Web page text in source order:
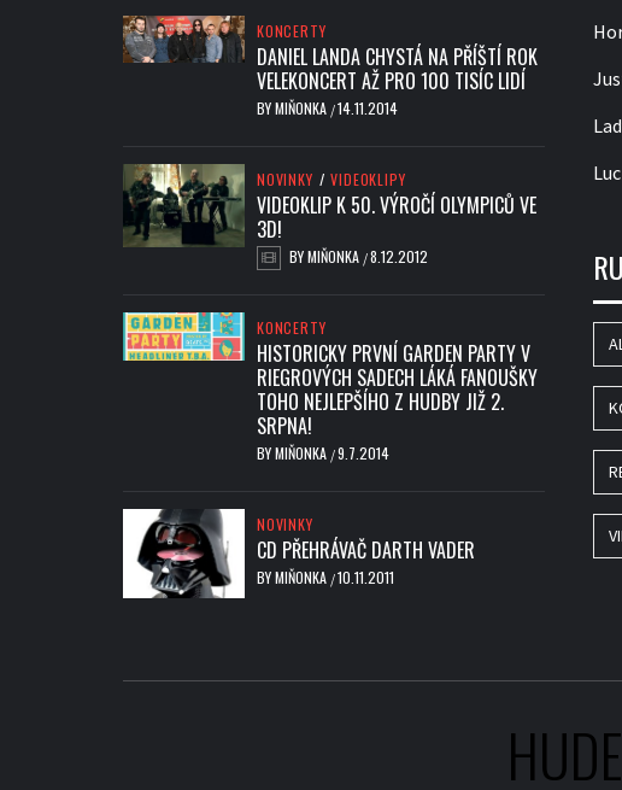
KONCERTY
DANIEL LANDA CHYSTÁ NA PŘÍŠTÍ ROK
VELEKONCERT AŽ PRO 100 TISÍC LIDÍ
BYMIŇONKA /14.11.2014
NOVINKY / VIDEOKLIPY
VIDEOKLIP K 50. VÝROČÍ OLYMPICŮ VE
3D!
BYMIŇONKA /8.12.2012
KONCERTY
HISTORICKY PRVNÍ GARDEN PARTY V
RIEGROVÝCH SADECH LÁKÁ FANOUŠKY
TOHO NEJLEPŠÍHO Z HUDBY JIŽ 2.
SRPNA!
BYMIŇONKA /9.7.2014
NOVINKY
CD PŘEHRÁVAČ DARTH VADER
BYMIŇONKA /10.11.2011